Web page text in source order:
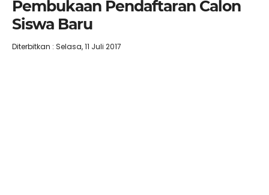
Pembukaan Pendaftaran Calon
Siswa Baru
Diterbitkan : Selasa, 11 Juli 2017